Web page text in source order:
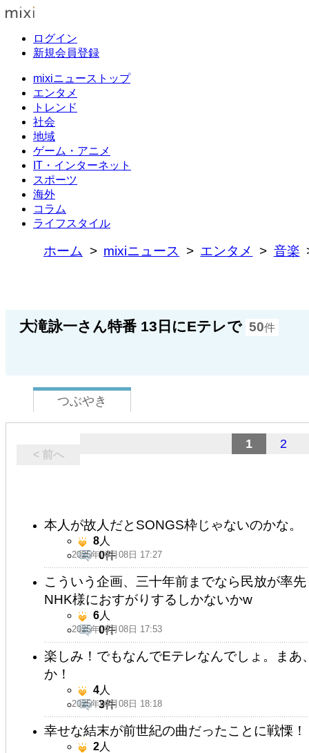
ログイン
新規会員登録
mixiニューストップ
エンタメ
トレンド
社会
地域
ゲーム・アニメ
IT・インターネット
スポーツ
海外
コラム
ライフスタイル
ホーム mixiニュース エンタメ 音楽
大滝詠一さん特番 13日にEテレで 50件
つぶやき
< 前へ
1 2
本人が故人だとSONGS枠じゃないのかな。
2025年09月08日 17:27
8人
0件
こういう企画、三十年前までなら民放が率
NHK様におすがりするしかないかw
2025年09月08日 17:53
6人
0件
楽しみ！でもなんでEテレなんでしょ。ま
か！
2025年09月08日 18:18
4人
3件
幸せな結末が前世紀の曲だったことに戦慄！
2人